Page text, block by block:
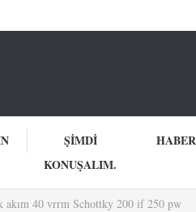
ŞIMDI
KONUŞALIM.
40 vrrm Schottky 200 if 250 pw